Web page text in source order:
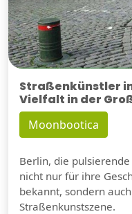
Straßenkünstler
Vielfalt in der
Moonbootica
Berlin, die
nicht nur für ihre
bekannt, sondern
Straßenkunstszene.